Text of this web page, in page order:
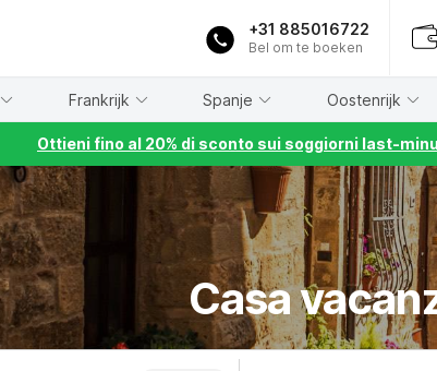
+31 885016722
Bel om te boeken
Frankrijk Spanje Oostenrijk
Ottieni fino al 20% di sconto sui soggiorni last-
Casa